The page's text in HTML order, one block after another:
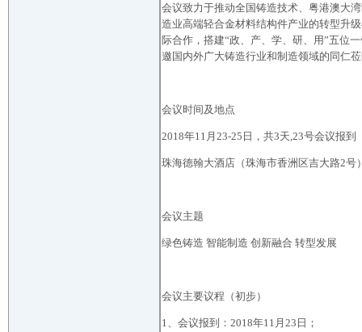
会议致力于推动全国铸造技术、粤港澳大
造业高端轻合金材料结构件产业的转型升
际合作，搭建“政、产、学、研、用”五位
邀国内外广大铸造行业和制造领域的同仁
会议时间及地点
2018年11月23-25日，共3天,23号会议报到
珠海德翰大酒店（珠海市香洲区吉大路2号
会议主题
绿色铸造 智能制造 创新融合 转型发展
会议主要议程（初步）
1、会议报到：2018年11月23日；